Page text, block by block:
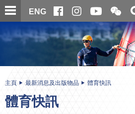
跳
至
內
ENG
開
合
微
信
二
維
碼
内
主頁 最新消息及出版物品 體育快訊
體育快訊